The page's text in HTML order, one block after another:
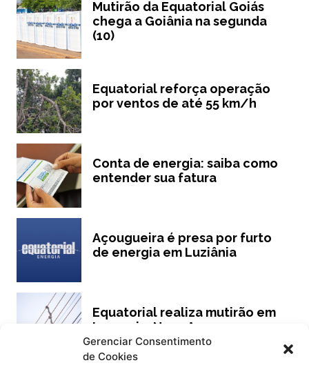
Gerenciar Consentimento
de Cookies
Mutirão da Equatorial Goiás
chega a Goiânia na segunda
(10)
Equatorial reforça operação
por ventos de até 55 km/h
Conta de energia: saiba como
entender sua fatura
Açougueira é presa por furto
de energia em Luziânia
Equatorial realiza mutirão em
Ipameri e Nova Aurora